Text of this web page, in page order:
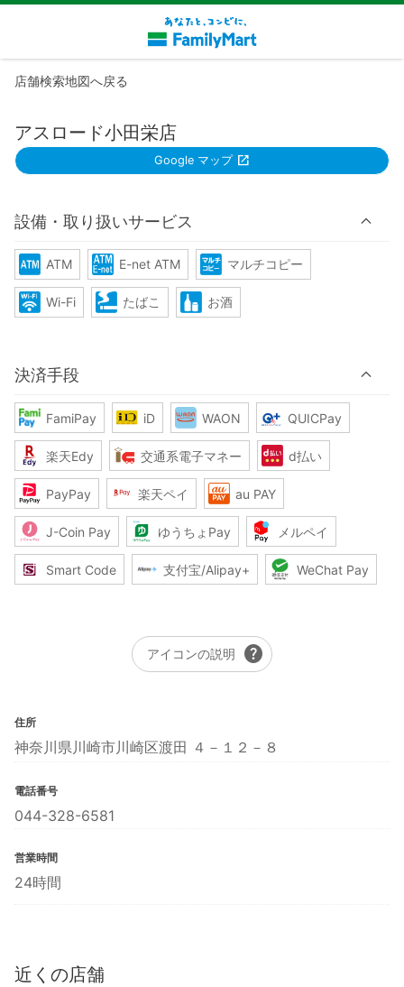
店舗検索地図へ戻る
アスロード小田栄店
Google マップ
設備・取り扱いサービス
ATM E-net ATM マルチコピー
Wi-Fi たばこ お酒
決済手段
FamiPay iD WAON QUICPay
楽天Edy 交通系電子マネー d払い
PayPay 楽天ペイ au PAY
J-Coin Pay ゆうちょPay メルペイ
Smart Code 支付宝/Alipay+ WeChat Pay
アイコンの説明 help
住所
神奈川県川崎市川崎区渡田 ４－１２－８
電話番号
044-328-6581
営業時間
24時間
近くの店舗